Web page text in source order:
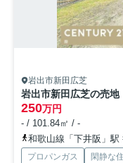
岩出市新田広芝
岩出市新田広芝の売地
250万円
- / 101.84㎡ / -
和歌山線「下井阪」駅
プロパンガス 閑静な